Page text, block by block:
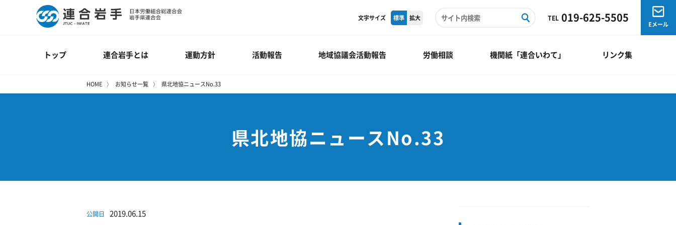
トップ 連合岩手とは 運動方針 活動報告 地域協議会活動報告 労働相談 機関紙「連合いわて」 リンク集
文字サイズ 標準 拡大 TEL 019-625-5505 Eメール
HOME お知らせ一覧 県北地協ニュースNo.33
県北地協ニュースNo.33
公開日 2019.06.15